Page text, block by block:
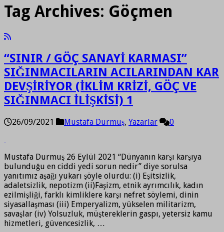
Tag Archives: Göçmen
“SINIR / GÖÇ SANAYİ KARMASI”
SIĞINMACILARIN ACILARINDAN KAR
DEVŞİRİYOR (İKLİM KRİZİ, GÖÇ VE
SIĞINMACI İLİŞKİSİ) 1
26/09/2021 Mustafa Durmuş, Yazarlar 0
Mustafa Durmuş 26 Eylül 2021 “Dünyanın karşı karşıya
bulunduğu en ciddi yedi sorun nedir” diye sorulsa
yanıtımız aşağı yukarı şöyle olurdu: (i) Eşitsizlik,
adaletsizlik, nepotizm (ii)Faşizm, etnik ayrımcılık, kadın
ezilmişliği, farklı kimliklere karşı nefret söylemi, dinin
siyasallaşması (iii) Emperyalizm, yükselen militarizm,
savaşlar (iv) Yolsuzluk, müştereklerin gaspı, yetersiz kamu
hizmetleri, güvencesizlik, …